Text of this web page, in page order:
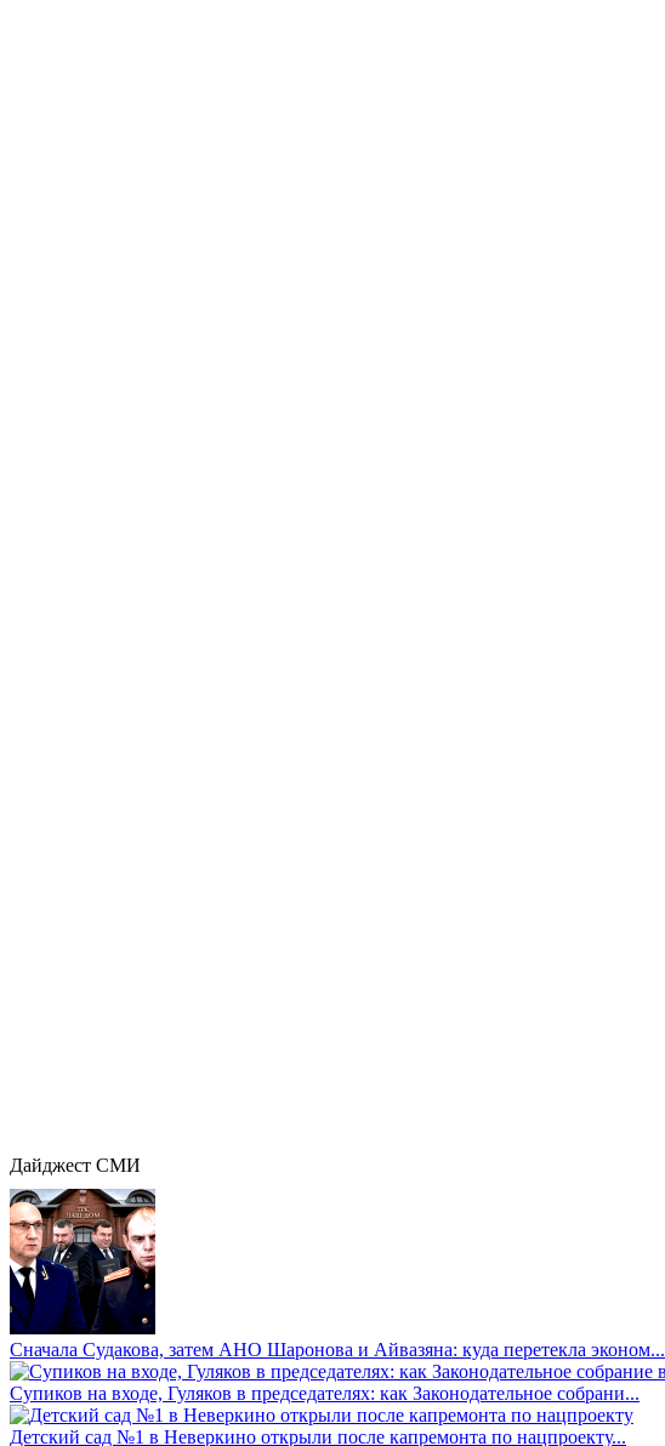
Дайджест СМИ
Сначала Судакова, затем АНО Шаронова и Айвазяна: куда перетекла эконом...
Супиков на входе, Гуляков в председателях: как Законодательное собрани...
Детский сад №1 в Неверкино открыли после капремонта по нацпроекту...